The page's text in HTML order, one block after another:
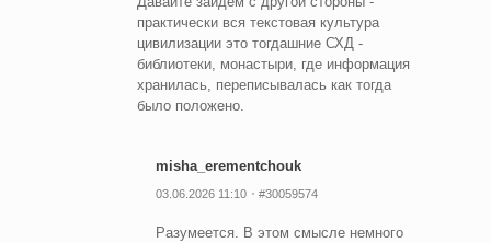
практически вся текстовая культура
цивилизации это тогдашние СХД -
библиотеки, монастыри, где информация
хранилась, переписывалась как тогда
было положено.
misha_erementchouk
03.06.2026 11:10 #30059574
Разумеется. В этом смысле немного